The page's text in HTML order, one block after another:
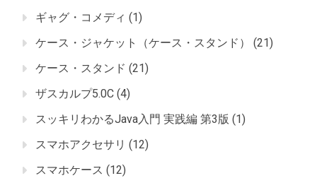
ギャグ・コメディ (1)
ケース・ジャケット（ケース・スタンド）
(21)
ケース・スタンド (21)
ザスカルプ5.0C (4)
スッキリわかるJava入門 実践編 第3版 (1)
スマホアクセサリ (12)
スマホケース (12)